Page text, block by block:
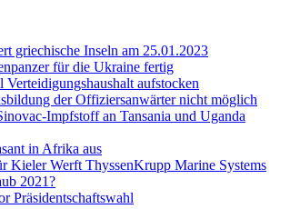
griechische Inseln am 25.01.2023
für die Ukraine fertig
aufstocken
der Offiziersanwärter nicht möglich
Impfstoff an Tansania und Uganda
in Afrika aus
Kieler Werft ThyssenKrupp Marine Systems
2021?
Präsidentschaftswahl